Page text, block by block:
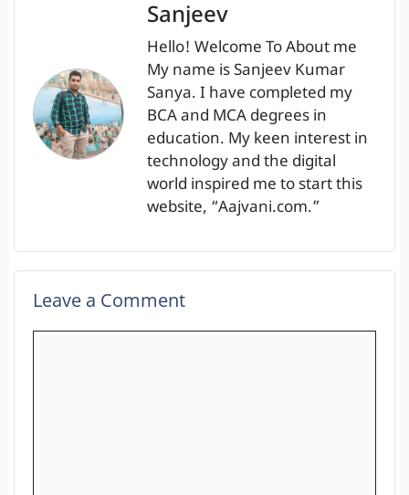
Sanjeev
Hello! Welcome To About me
My name is Sanjeev Kumar
Sanya. I have completed my
BCA and MCA degrees in
education. My keen interest in
technology and the digital
world inspired me to start this
website, “Aajvani.com.”
Leave a Comment